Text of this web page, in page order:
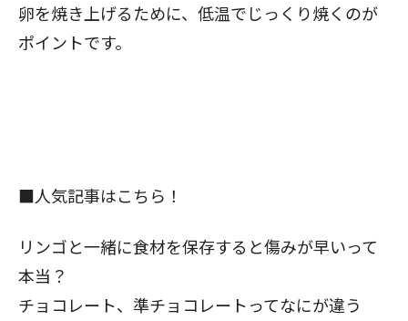
卵を焼き上げるために、低温でじっくり焼くのが
ポイントです。
■人気記事はこちら！
リンゴと一緒に食材を保存すると傷みが早いって
本当？
チョコレート、準チョコレートってなにが違う